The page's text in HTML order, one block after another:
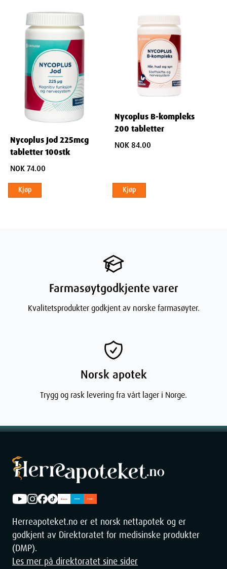
ingredienslisten på leverandørens nettside. Vi jobber med
vedlikehold av disse.
Nycoplus Jod 225mcg
tabletter 100stk
NOK 74.00
Kjøp
Nycoplus B-kompleks
200 tabletter
NOK 84.00
Kjøp
Farmasøytgodkjente varer
Kvalitetsprodukter godkjent av norske farmasøyter.
Norsk apotek
Trygg og rask levering fra vårt lager i Norge.
Herreapoteket.no er et norsk nettapotek og er
godkjent av Direktoratet for medisinske produkter
(DMP).
Les mer på direktoratet sine sider